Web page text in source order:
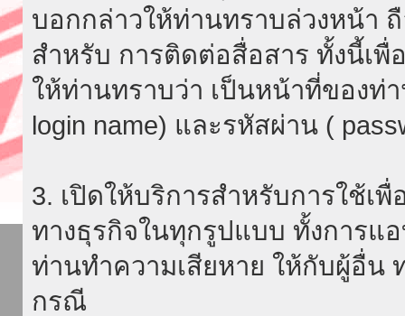
บอกกล่าวให้ท่านทราบล่วงหน้า
สำหรับ การติดต่อสื่อสาร ทั้งนี้เพื่
ให้ท่านทราบว่า เป็นหน้าที่ของท่
login name) และรหัสผ่าน (
3. เปิดให้บริการสำหรับการใช้เ
ทางธุรกิจในทุกรูปแบบ ทั้งการแ
ท่านทำความเสียหาย ให้กับผู้อื่น
กรณี